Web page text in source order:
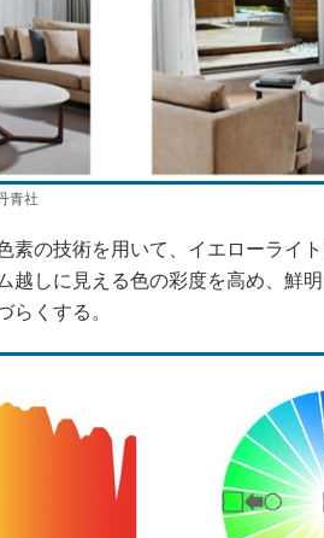
青社
の技術を用いて、イエローライ
越しに見える色の彩度を高め、鮮
らくする。